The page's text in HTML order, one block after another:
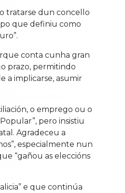
tratarse dun concello
que definiu como
conta cunha gran
prazo, permitindo
a implicarse, asumir
o emprego ou o
pero insistiu
Agradeceu a
especialmente nun
“gañou as eleccións
e que continúa